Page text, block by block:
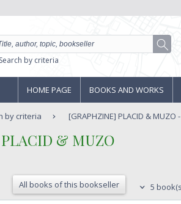
Search by criteria
HOME PAGE BOOKS AND WORKS
by criteria [GRAPHZINE] PLACID & MUZO
& MUZO‎
All books of this bookseller 5